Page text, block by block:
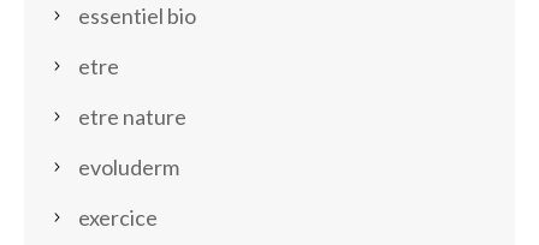
essentiel bio
etre
etre nature
evoluderm
exercice